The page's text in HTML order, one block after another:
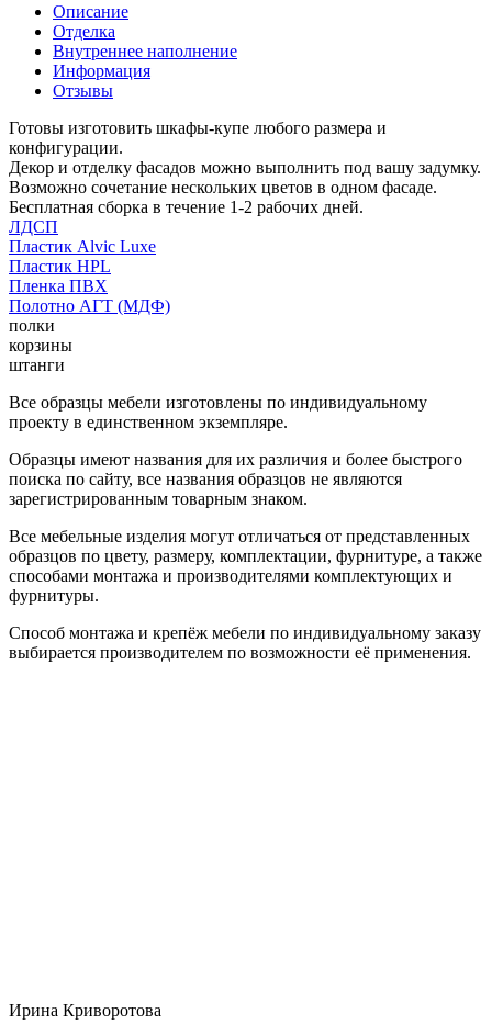
Описание
Отделка
Внутреннее наполнение
Информация
Отзывы
Готовы изготовить шкафы-купе любого размера и
конфигурации.
Декор и отделку фасадов можно выполнить под вашу задумку.
Возможно сочетание нескольких цветов в одном фасаде.
Бесплатная сборка в течение 1-2 рабочих дней.
ЛДСП
Пластик Alvic Luxe
Пластик HPL
Пленка ПВХ
Полотно АГТ (МДФ)
полки
корзины
штанги
Все образцы мебели изготовлены по индивидуальному
проекту в единственном экземпляре.
Образцы имеют названия для их различия и более быстрого
поиска по сайту, все названия образцов не являются
зарегистрированным товарным знаком.
Все мебельные изделия могут отличаться от представленных
образцов по цвету, размеру, комплектации, фурнитуре, а также
способами монтажа и производителями комплектующих и
фурнитуры.
Способ монтажа и крепёж мебели по индивидуальному заказу
выбирается производителем по возможности её применения.
Ирина Криворотова